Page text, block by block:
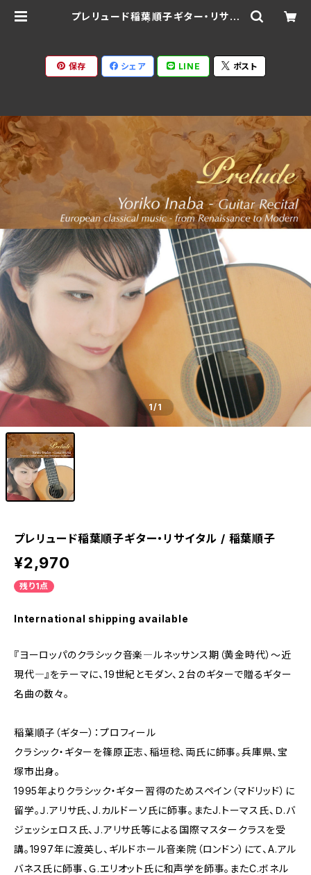
プレリュード稲葉順子ギター・リサイ
保存 シェア LINE ポスト
1/1
プレリュード稲葉順子ギター・リサイタル / 稲葉順子
¥2,970
残り1点
International shipping available
『ヨーロッパのクラシック音楽―ルネッサンス期（黄金時代）〜近
現代―』をテーマに、19世紀とモダン、２台のギターで贈るギター
名曲の数々。
稲葉順子（ギター）：プロフィール
クラシック・ギターを篠原正志、稲垣稔、両氏に師事。兵庫県、宝
塚市出身。
1995年よりクラシック・ギター習得のためスペイン（マドリッド）に
留学。Ｊ.アリサ氏、J.カルドーソ氏に師事。またJ.トーマス氏、Ｄ.バ
ジェッシェロス氏、Ｊ.アリサ氏等による国際マスタークラスを受
講。1997年に渡英し、ギルドホール音楽院（ロンドン）にて、A.アル
バネス氏に師事、Ｇ.エリオット氏に和声学を師事。またC.ボネル